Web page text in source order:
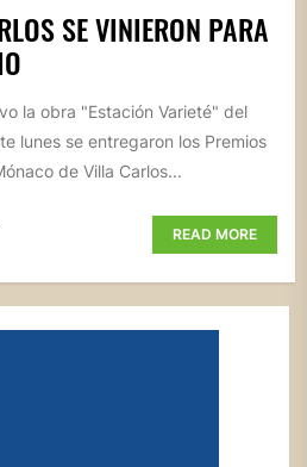
SE VINIERON PARA
la obra "Estación Varieté" del
lunes se entregaron los Premios
de Villa Carlos...
READ MORE